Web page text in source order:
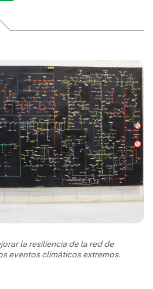
la resiliencia de la red de
eventos climáticos extremos.